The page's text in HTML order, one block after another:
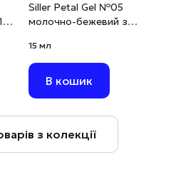
Siller Petal Gel №05
молочно-бежевий з
15 мл
В кошик
з колекції